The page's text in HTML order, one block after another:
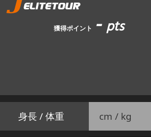
獲得ポイント -pts
身長 / 体重 cm / kg